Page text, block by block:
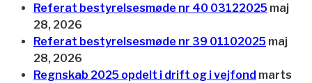
Referat bestyrelsesmøde nr 40 03122025 maj
28, 2026
Referat bestyrelsesmøde nr 39 01102025 maj
28, 2026
Regnskab 2025 opdelt i drift og i vejfond marts